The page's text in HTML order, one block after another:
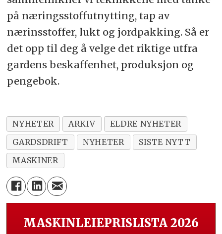
på næringsstoffutnytting, tap av
nærinsstoffer, lukt og jordpakking. Så er
det opp til deg å velge det riktige utfra
gardens beskaffenhet, produksjon og
pengebok.
NYHETER ARKIV
ELDRE NYHETER
GARDSDRIFT
NYHETER
SISTE NYTT
MASKINER
MASKINLEIEPRISLISTA 2026